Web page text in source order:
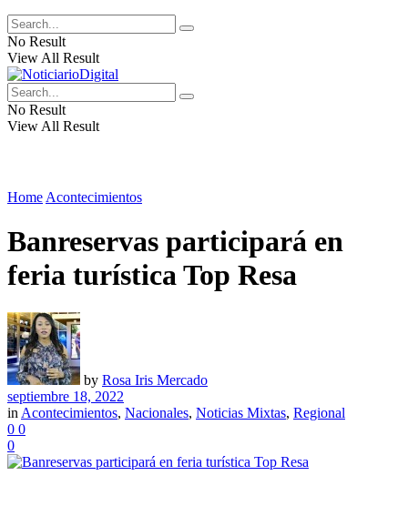
No Result
View All Result
No Result
View All Result
Home Acontecimientos
Banreservas participará en
feria turística Top Resa
by Rosa Iris Mercado
septiembre 18, 2022
in Acontecimientos, Nacionales, Noticias Mixtas, Regional
0 0
0